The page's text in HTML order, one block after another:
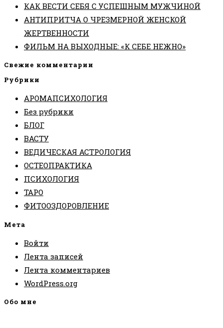
КАК ВЕСТИ СЕБЯ С УСПЕШНЫМ МУЖЧИНОЙ
АНТИПРИТЧА О ЧРЕЗМЕРНОЙ ЖЕНСКОЙ
ЖЕРТВЕННОСТИ
ФИЛЬМ НА ВЫХОДНЫЕ: «К СЕБЕ НЕЖНО»
Свежие комментарии
Рубрики
АРОМАПСИХОЛОГИЯ
Без рубрики
БЛОГ
ВАСТУ
ВЕДИЧЕСКАЯ АСТРОЛОГИЯ
ОСТЕОПРАКТИКА
ПСИХОЛОГИЯ
ТАРО
ФИТООЗДОРОВЛЕНИЕ
Мета
Войти
Лента записей
Лента комментариев
WordPress.org
Обо мне